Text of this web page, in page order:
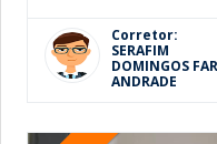
Corretor:
SERAFIM
DOMINGOS
ANDRADE